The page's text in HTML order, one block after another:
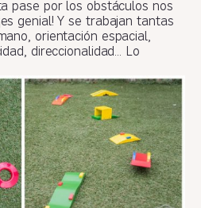
pase por los obstáculos nos
genial! Y se trabajan tantas
orientación espacial,
direccionalidad… Lo